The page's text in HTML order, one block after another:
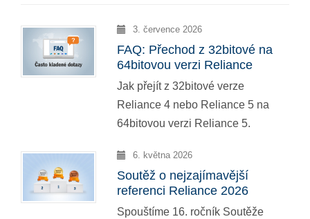
3. července 2026
FAQ: Přechod z 32bitové na
64bitovou verzi Reliance
Jak přejít z 32bitové verze
Reliance 4 nebo Reliance 5 na
64bitovou verzi Reliance 5.
6. května 2026
Soutěž o nejzajímavější
referenci Reliance 2026
Spouštíme 16. ročník Soutěže